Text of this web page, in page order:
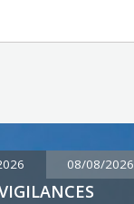
08/08/2026